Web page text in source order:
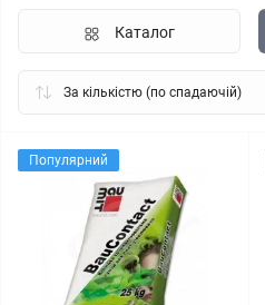
Каталог
Популярний